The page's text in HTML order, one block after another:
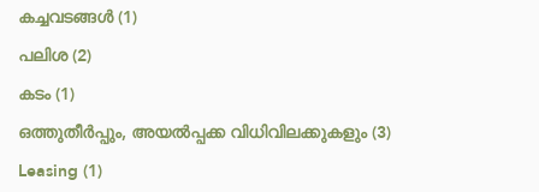
കച്ചവടങ്ങൾ (1)
പലിശ (2)
കടം (1)
ഒത്തുതീർപ്പും, അയൽപ്പക്ക വിധിവിലക്കുകളും (3)
Leasing (1)